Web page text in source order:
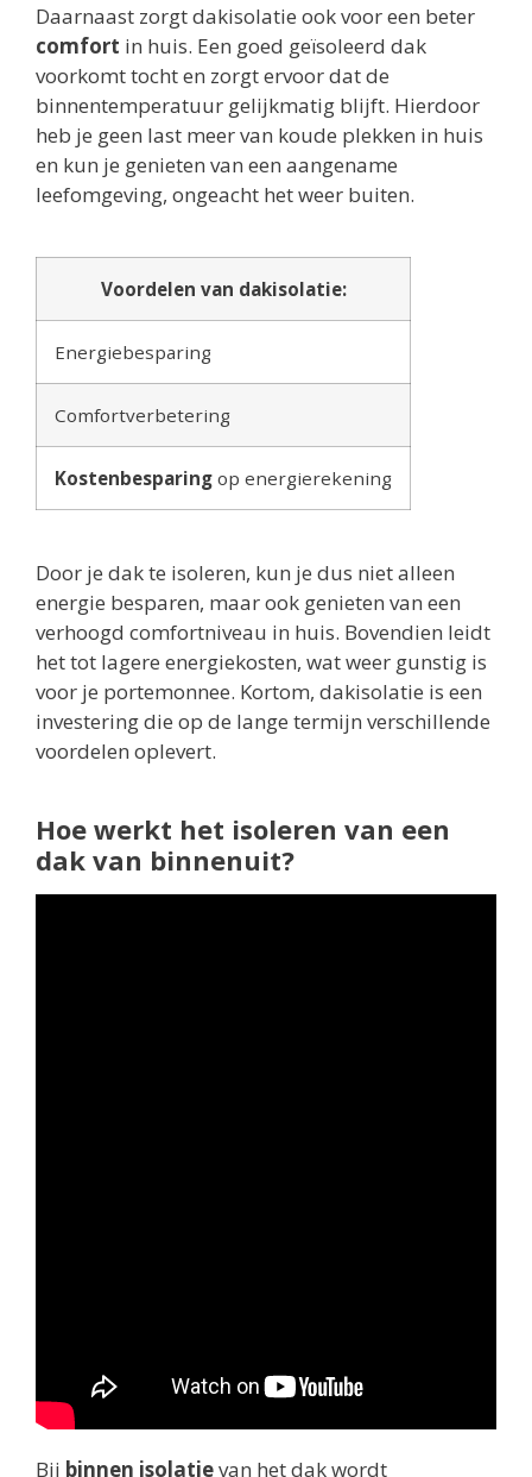
Daarnaast zorgt dakisolatie ook voor een beter
comfort in huis. Een goed geïsoleerd dak
voorkomt tocht en zorgt ervoor dat de
binnentemperatuur gelijkmatig blijft. Hierdoor
heb je geen last meer van koude plekken in huis
en kun je genieten van een aangename
leefomgeving, ongeacht het weer buiten.
Voordelen van dakisolatie:
Energiebesparing
Comfortverbetering
Kostenbesparing op energierekening
Door je dak te isoleren, kun je dus niet alleen
energie besparen, maar ook genieten van een
verhoogd comfortniveau in huis. Bovendien leidt
het tot lagere energiekosten, wat weer gunstig is
voor je portemonnee. Kortom, dakisolatie is een
investering die op de lange termijn verschillende
voordelen oplevert.
Hoe werkt het isoleren van een
dak van binnenuit?
Bij binnen isolatievan het dak wordt